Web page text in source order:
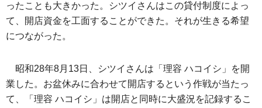
ったことも大きかった。シツイさんはこの貸付制度によっ
て、開店資金を工面することができた。それが生きる希望
につながった。
昭和28年8月13日、シツイさんは「理容 ハコイシ」を開
業した。お盆休みに合わせて開店するという作戦が当たっ
て、「理容 ハコイシ」は開店と同時に大盛況を記録するこ